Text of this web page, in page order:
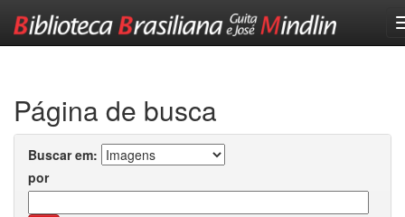
Página de busca
Buscar em:
por